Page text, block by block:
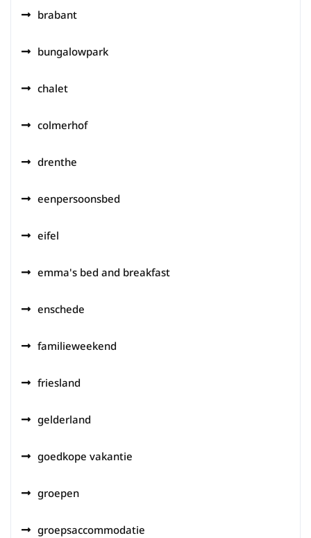
brabant
bungalowpark
chalet
colmerhof
drenthe
eenpersoonsbed
eifel
emma's bed and breakfast
enschede
familieweekend
friesland
gelderland
goedkope vakantie
groepen
groepsaccommodatie